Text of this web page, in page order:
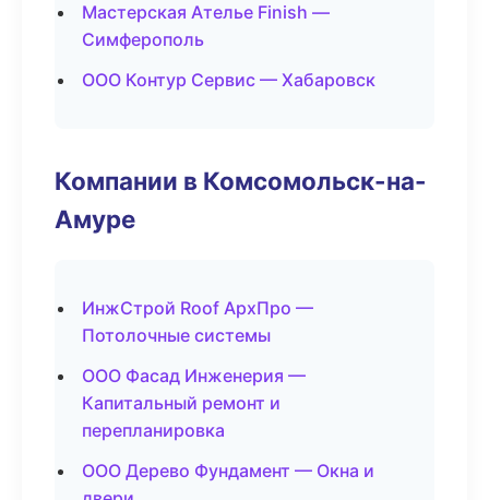
Мастерская Ателье Finish —
Симферополь
ООО Контур Сервис — Хабаровск
Компании в Комсомольск-на-
Амуре
ИнжСтрой Roof АрхПро —
Потолочные системы
ООО Фасад Инженерия —
Капитальный ремонт и
перепланировка
ООО Дерево Фундамент — Окна и